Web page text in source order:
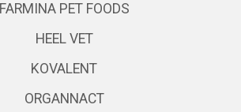
FARMINA PET FOODS
HEEL VET
KOVALENT
ORGANNACT